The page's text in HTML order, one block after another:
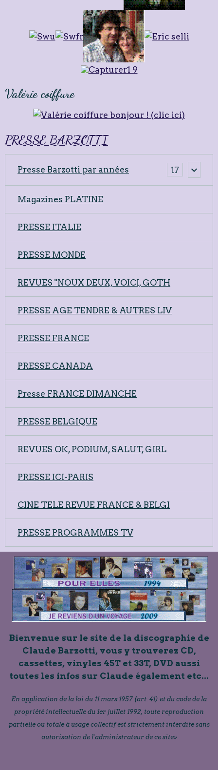
Valérie coiffure
PRESSE BARZOTTI
Presse Barzotti par années 17
Magazines PLATINE
PRESSE ITALIE
PRESSE MONDE
REVUES "NOUX DEUX, VOICI, GOTH
PRESSE AGE TENDRE & AUTRES LIV
PRESSE FRANCE
PRESSE CANADA
Presse FRANCE DIMANCHE
PRESSE BELGIQUE
REVUES OK, PODIUM, SALUT, GIRL
PRESSE ICI-PARIS
CINE TELE REVUE FRANCE & BELGI
PRESSE PROGRAMMES TV
Bienvenue sur le site de la discographie de
Claude Barzotti, vous y trouverez CD,
cassettes, vinyles 45T et 33T, DVD aussi
toutes les infos sur Claude également etc...
En application de la loi du 11 mars 1957 (art. 41) et du code de la
propriété intellectuelle du 1er juillet 1992, toute reproduction
partielle ou totale à usage collectif est strictement interdite sans
autorisation de l'administrateur de ce site»